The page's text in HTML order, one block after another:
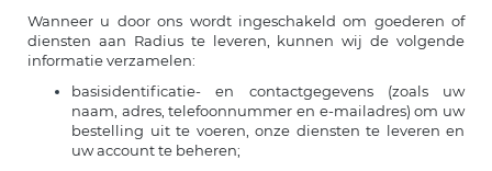
Wanneer u door ons wordt ingeschakeld om goederen of
diensten aan Radius te leveren, kunnen wij de volgende
informatie verzamelen:
basisidentificatie- en contactgegevens (zoals uw
naam, adres, telefoonnummer en e-mailadres) om uw
bestelling uit te voeren, onze diensten te leveren en
uw account te beheren;